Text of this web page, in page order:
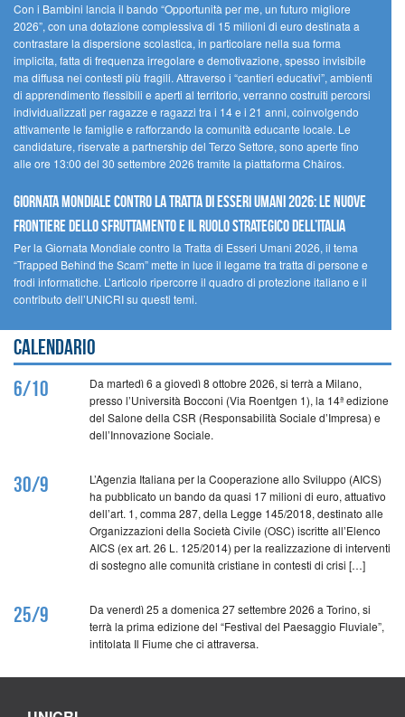
Con i Bambini lancia il bando “Opportunità per me, un futuro migliore
2026”, con una dotazione complessiva di 15 milioni di euro destinata a
contrastare la dispersione scolastica, in particolare nella sua forma
implicita, fatta di frequenza irregolare e demotivazione, spesso invisibile
ma diffusa nei contesti più fragili. Attraverso i “cantieri educativi”, ambienti
di apprendimento flessibili e aperti al territorio, verranno costruiti percorsi
individualizzati per ragazze e ragazzi tra i 14 e i 21 anni, coinvolgendo
attivamente le famiglie e rafforzando la comunità educante locale. Le
candidature, riservate a partnership del Terzo Settore, sono aperte fino
alle ore 13:00 del 30 settembre 2026 tramite la piattaforma Chàiros.
GIORNATA MONDIALE CONTRO LA TRATTA DI ESSERI UMANI 2026: LE NUOVE
FRONTIERE DELLO SFRUTTAMENTO E IL RUOLO STRATEGICO DELL’ITALIA
Per la Giornata Mondiale contro la Tratta di Esseri Umani 2026, il tema
“Trapped Behind the Scam” mette in luce il legame tra tratta di persone e
frodi informatiche. L’articolo ripercorre il quadro di protezione italiano e il
contributo dell’UNICRI su questi temi.
Calendario
6/10
Da martedì 6 a giovedì 8 ottobre 2026, si terrà a Milano,
presso l’Università Bocconi (Via Roentgen 1), la 14ª edizione
del Salone della CSR (Responsabilità Sociale d’Impresa) e
dell’Innovazione Sociale.
30/9
L’Agenzia Italiana per la Cooperazione allo Sviluppo (AICS)
ha pubblicato un bando da quasi 17 milioni di euro, attuativo
dell’art. 1, comma 287, della Legge 145/2018, destinato alle
Organizzazioni della Società Civile (OSC) iscritte all’Elenco
AICS (ex art. 26 L. 125/2014) per la realizzazione di interventi
di sostegno alle comunità cristiane in contesti di crisi […]
25/9
Da venerdì 25 a domenica 27 settembre 2026 a Torino, si
terrà la prima edizione del “Festival del Paesaggio Fluviale”,
intitolata Il Fiume che ci attraversa.